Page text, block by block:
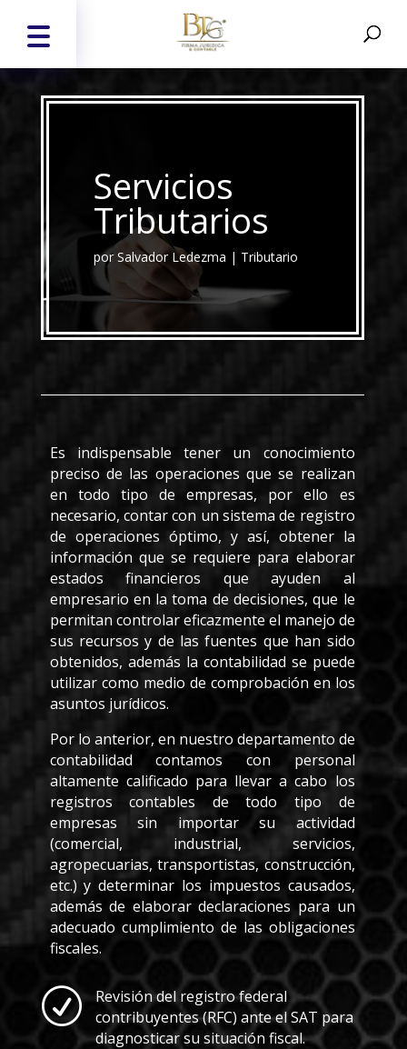
Servicios
Tributarios
por Salvador Ledezma | Tributario
Es indispensable tener un conocimiento
preciso de las operaciones que se realizan
en todo tipo de empresas, por ello es
necesario, contar con un sistema de registro
de operaciones óptimo, y así, obtener la
información que se requiere para elaborar
estados financieros que ayuden al
empresario en la toma de decisiones, que le
permitan controlar eficazmente el manejo de
sus recursos y de las fuentes que han sido
obtenidos, además la contabilidad se puede
utilizar como medio de comprobación en los
asuntos jurídicos.
Por lo anterior, en nuestro departamento de
contabilidad contamos con personal
altamente calificado para llevar a cabo los
registros contables de todo tipo de
empresas sin importar su actividad
(comercial, industrial, servicios,
agropecuarias, transportistas, construcción,
etc.) y determinar los impuestos causados,
además de elaborar declaraciones para un
adecuado cumplimiento de las obligaciones
fiscales.
R
Revisión del registro federal
contribuyentes (RFC) ante el SAT para
diagnosticar su situación fiscal.